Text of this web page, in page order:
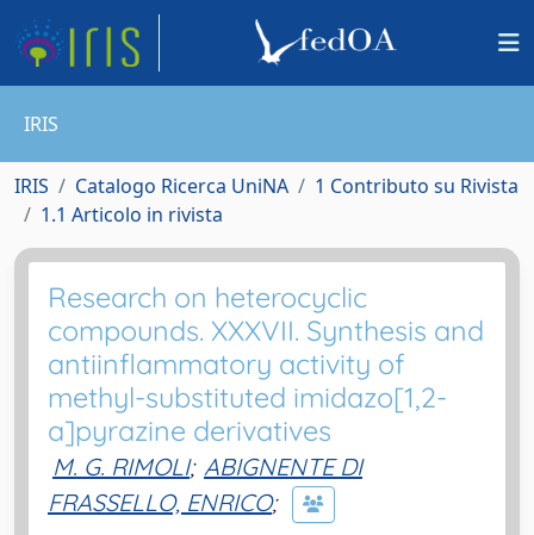
IRIS
IRIS Catalogo Ricerca UniNA
1 Contributo su Rivista
1.1 Articolo in rivista
Research on heterocyclic
compounds. XXXVII. Synthesis and
antiinflammatory activity of
methyl-substituted imidazo[1,2-
a]pyrazine derivatives
M. G. RIMOLI; ABIGNENTE DI
FRASSELLO, ENRICO;